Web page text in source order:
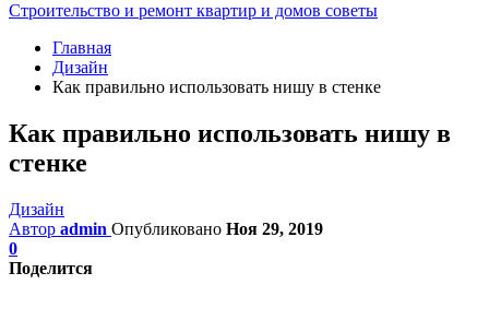
Строительство и ремонт квартир и домов советы
Главная
Дизайн
Как правильно использовать нишу в стенке
Как правильно использовать нишу в
стенке
Дизайн
Автор admin Опубликовано Ноя 29, 2019
0
Поделится